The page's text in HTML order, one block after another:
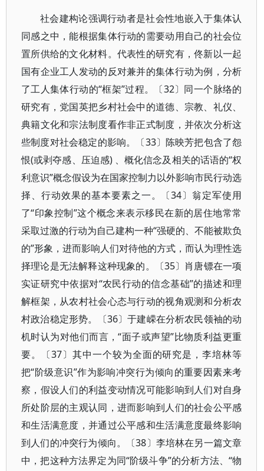
社会建构论强调行动者是社会性地嵌入于集体认
同感之中，能根据集体行动的需要动用自己的社会位
置所供给的文化材料。代表性的研究有，佟新以一起
国有企业工人发动的反对兼并的集体行动为例，分析
了工人集体行动的“框架”过程。〔32〕同一个脉络的
研究有，党国英把乡村社会中的道德、宗教、礼仪、
典籍文化和宗法制度看作非正式制度，并依次分析这
些制度对社会稳定的影响。〔33〕陈映芳把包含了怨
恨(或剥夺感、压迫感) 、概化信念及相关的话语的“权
利意识”概念假设为在国家控制力以外影响市民行动选
择、行动效果的基本要素之一。〔34〕翁定军使用
了“印象控制”这个概念来表示移民在新的居住地常常
采取过激的行动为自己建构一种“强硬的、不能被欺负
的”形象，进而影响人们对待他的方式，而认为理性选
择理论是无法解释这种现象的。〔35〕肖唐镖在一项
实证研究中依据对“农民行动的信念基础”的描述和理
解框架，从农村社会心态与行动的视角观测和分析农
村政治稳定形势。〔36〕于建嵘在分析农民领袖的动
机时认为对他们而言，“面子或声望”比物质利益更重
要。〔37〕其中一个较为全面的研究是，李培林等
把“阶级意识”作为影响冲突行为倾向的重要因素来考
察，假设人们的利益变动情况可能影响到人们对自身
所处阶层的主观认同，进而影响到人们的社会公平感
和生活满意度，并通过公平感和生活满意度最终影响
到人们的冲突行为倾向。〔38〕李培林在另一篇文章
中，把这种方法界定为同“阶级斗争”的分析方法、“物